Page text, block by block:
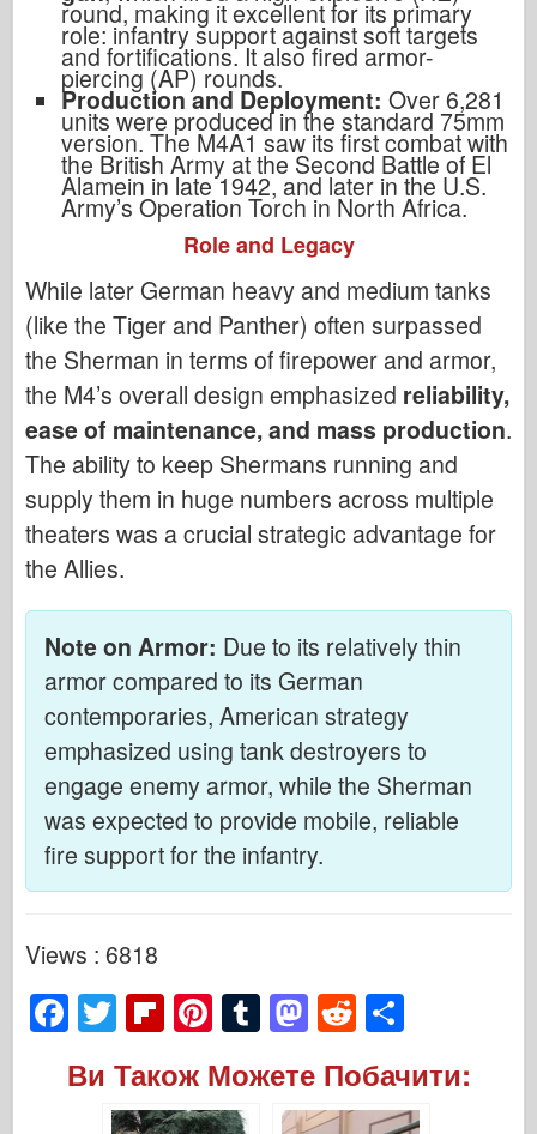
round, making it excellent for its primary
role: infantry support against soft targets
and fortifications. It also fired armor-
piercing (AP) rounds.
Production and Deployment: Over 6,281
units were produced in the standard 75mm
version. The M4A1 saw its first combat with
the British Army at the Second Battle of El
Alamein in late 1942, and later in the U.S.
Army’s Operation Torch in North Africa.
Role and Legacy
While later German heavy and medium tanks
(like the Tiger and Panther) often surpassed
the Sherman in terms of firepower and armor,
the M4’s overall design emphasized reliability,
ease of maintenance, and mass production.
The ability to keep Shermans running and
supply them in huge numbers across multiple
theaters was a crucial strategic advantage for
the Allies.
Note on Armor: Due to its relatively thin
armor compared to its German
contemporaries, American strategy
emphasized using tank destroyers to
engage enemy armor, while the Sherman
was expected to provide mobile, reliable
fire support for the infantry.
Views : 6818
F
a
c
T
wi
tt
Fl
ip
b
Pi
nt
er
T
u
m
M
a
st
R
e
d ar
Ви Також Можете Побачити: